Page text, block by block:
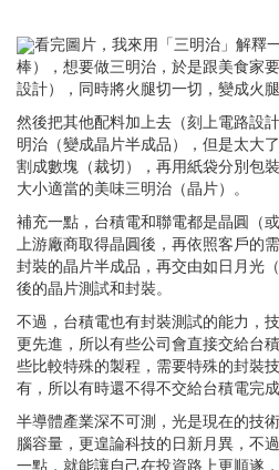
看完圖片，我來用「三明治」解釋
棒），想要做三明治，於是跟美食家
設計），同時將火腿切一切，變成火腿
然後把其他配料加上去（刻上電路設
明治（變成晶片半成品），但是太大
割成數塊（裁切），再用紙袋分別包
大小適當的美味三明治（晶片）。
補充一點，台積電和聯電都是晶圓（
上游廠商取得晶圓後，再依照客戶的
封裝的晶片半成品，再交由如日月光
後的晶片測試和封裝。
不過，台積電也有封裝測試的能力，
更先進，所以有些公司會直接交給台
些比較特殊的製程，需要特殊的封裝
有，所以有時還不得不交給台積電完成
半導體產業深不可測，光是現在的技
腦容量，更遑論科技的日新月異，不
一點，就能讓自己在投資路上更順遂